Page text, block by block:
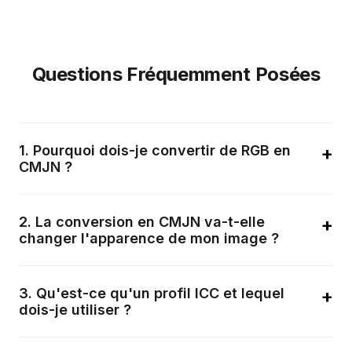
Questions Fréquemment Posées
1. Pourquoi dois-je convertir de RGB en
CMJN ?
+
tandis que les imprimantes utilisent de l'encre (CMJN).
Convertir avant l'impression vous permet de contrôler le
2. La conversion en CMJN va-t-elle
changer l'apparence de mon image ?
+
un gamut plus étroit que le RGB. Notre outil utilise des
algorithmes professionnels pour minimiser les différences
3. Qu'est-ce qu'un profil ICC et lequel
dois-je utiliser ?
+